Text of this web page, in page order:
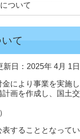
ついて
て
新日：2025年 4月 1日
により事業を実施し
画を作成し、国土交
することとなってい